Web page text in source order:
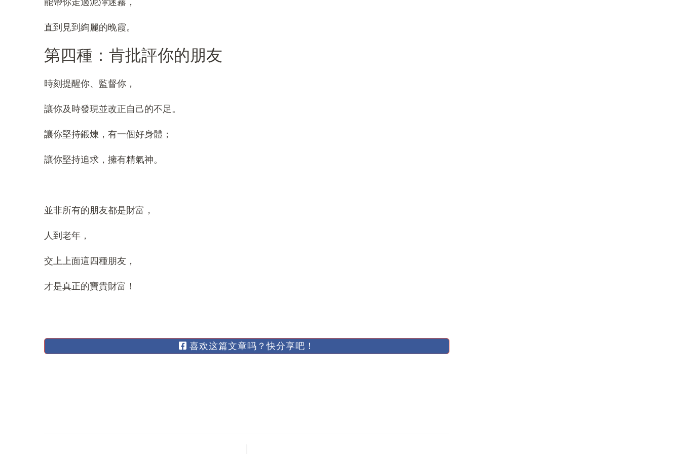
直到見到絢麗的晚霞。
第四種：肯批評你的朋友
時刻提醒你、監督你，
讓你及時發現並改正自己的不足。
讓你堅持鍛煉，有一個好身體；
讓你堅持追求，擁有精氣神。
並非所有的朋友都是財富，
人到老年，
交上上面這四種朋友，
才是真正的寶貴財富！
喜欢这篇文章吗？快分享吧！